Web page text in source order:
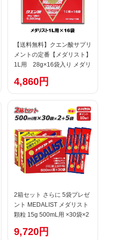
【送料無料】クエン酸サプリ
メントの定番【メダリスト】
1L用 28g×16袋入り メダリ
4,860円
2箱セット さらに 5袋プレゼ
ント MEDALIST メダリスト
顆粒 15g 500mL用 ×30袋×2
リスト 即納 ラフィートスポ
9,720円